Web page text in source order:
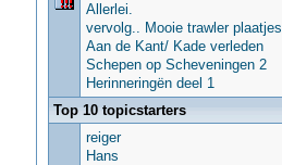
Allerlei.
vervolg.. Mooie trawler plaatjes
Aan de Kant/ Kade verleden
Schepen op Scheveningen 2
Herinneringën deel 1
Top 10 topicstarters
reiger
Hans